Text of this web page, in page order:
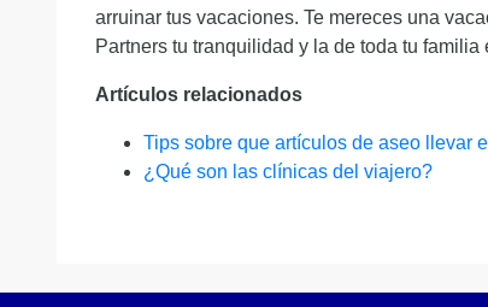
arruinar tus vacaciones. Te mereces una
Partners tu tranquilidad y la de toda tu familia
Artículos relacionados
Tips sobre que artículos de aseo llevar
¿Qué son las clínicas del viajero?